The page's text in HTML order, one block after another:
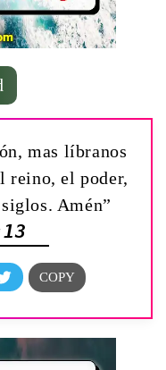
mas líbranos
reino, el poder,
Amén”